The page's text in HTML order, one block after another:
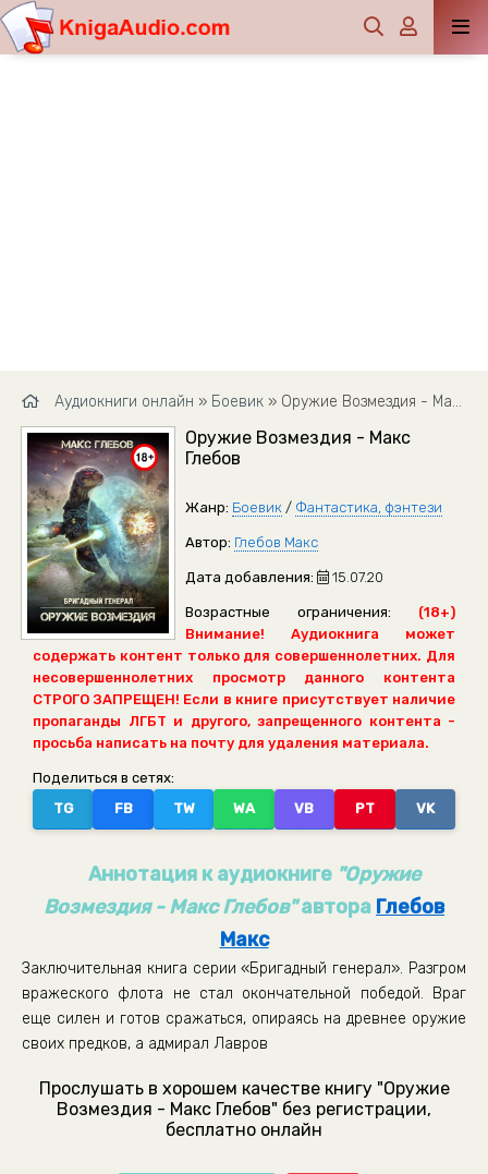
Аудиокниги онлайн » Боевик » Оружие Возмездия - Макс Глебов
Оружие Возмездия - Макс
Глебов
Жанр: Боевик / Фантастика, фэнтези
Автор: Глебов Макс
Дата добавления: 15.07.20
Возрастные ограничения:
(18+)
Внимание! Аудиокнига может
содержать контент только для совершеннолетних. Для
несовершеннолетних просмотр данного контента
СТРОГО ЗАПРЕЩЕН! Если в книге присутствует наличие
пропаганды ЛГБТ и другого, запрещенного контента -
просьба написать на почту для удаления материала.
Поделиться в сетях:
TG
FB TW WA VB PT VK
Аннотация к аудиокниге "Оружие
Возмездия - Макс Глебов"автора Глебов
Макс
Заключительная книга серии «Бригадный генерал». Разгром
вражеского флота не стал окончательной победой. Враг
еще силен и готов сражаться, опираясь на древнее оружие
своих предков, а адмирал Лавров
Прослушать в хорошем качестве книгу "Оружие
Возмездия - Макс Глебов" без регистрации,
бесплатно онлайн